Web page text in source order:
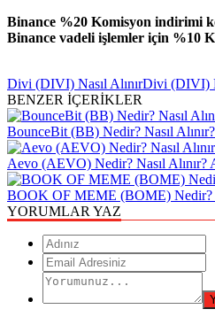
Binance %20 Komisyon indirimi
Binance vadeli işlemler için %10
Divi (DIVI) Nasıl AlınırDivi (DIVI)
BENZER İÇERİKLER
BounceBit (BB) Nedir? Nasıl
Aevo (AEVO) Nedir? Nasıl Alınır?
BOOK OF MEME (BOME) Nedir?
YORUMLAR YAZ